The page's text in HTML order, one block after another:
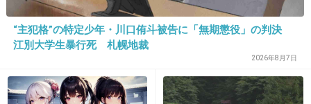
14. 匿名2013/03/26(火) 12:16:21
全国でもやって欲しいな！
“主犯格”の特定少年・川口侑斗被告に「無期懲役」の判決
江別大学生暴行死 札幌地裁
2026年8月7日